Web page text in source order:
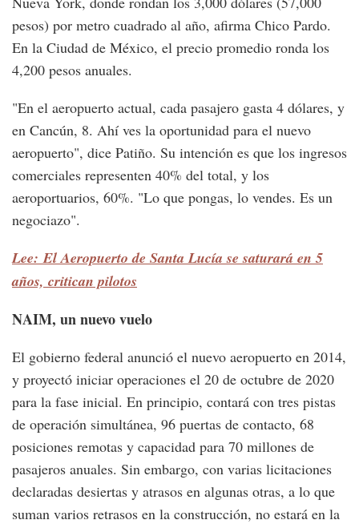
pesos) por metro cuadrado al año, afirma Chico Pardo.
En la Ciudad de México, el precio promedio ronda los
4,200 pesos anuales.
"En el aeropuerto actual, cada pasajero gasta 4 dólares, y
en Cancún, 8. Ahí ves la oportunidad para el nuevo
aeropuerto", dice Patiño. Su intención es que los ingresos
comerciales representen 40% del total, y los
aeroportuarios, 60%. "Lo que pongas, lo vendes. Es un
negociazo".
Lee: El Aeropuerto de Santa Lucía se saturará en 5
años, critican pilotos
NAIM, un nuevo vuelo
El gobierno federal anunció el nuevo aeropuerto en 2014,
y proyectó iniciar operaciones el 20 de octubre de 2020
para la fase inicial. En principio, contará con tres pistas
de operación simultánea, 96 puertas de contacto, 68
posiciones remotas y capacidad para 70 millones de
pasajeros anuales. Sin embargo, con varias licitaciones
declaradas desiertas y atrasos en algunas otras, a lo que
suman varios retrasos en la construcción, no estará en la